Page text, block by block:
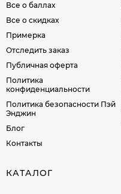
Все о баллах
Все о скидках
Примерка
Отследить заказ
Публичная оферта
Политика
конфиденциальности
Политика безопасности Пэй
Энджин
Блог
Контакты
КАТАЛОГ